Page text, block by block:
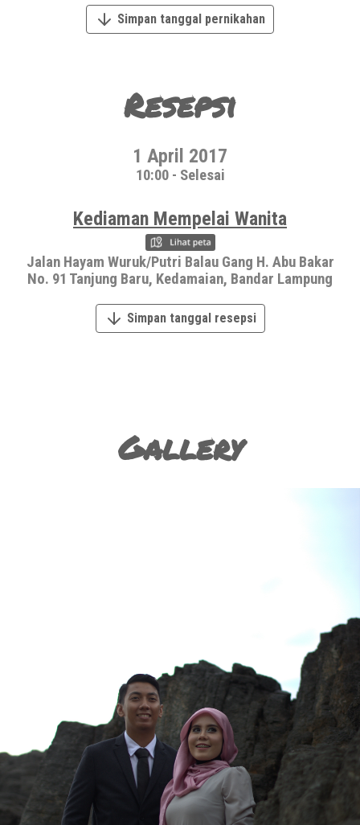
Simpan tanggal pernikahan
Resepsi
1 April 2017
10:00 - Selesai
Kediaman Mempelai Wanita
Jalan Hayam Wuruk/Putri Balau Gang H. Abu Bakar
No. 91 Tanjung Baru, Kedamaian, Bandar Lampung
Simpan tanggal resepsi
Gallery